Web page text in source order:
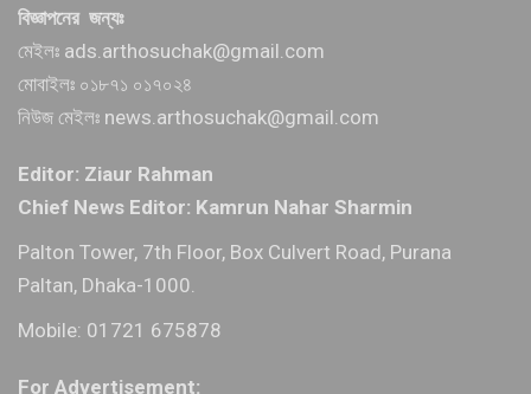
বিজ্ঞাপনের জন্যঃ
মেইলঃ ads.arthosuchak@gmail.com
মোবাইলঃ ০১৮৭১ ০১৭০২৪
নিউজ মেইলঃ news.arthosuchak@gmail.com
Editor: Ziaur Rahman
Chief News Editor: Kamrun Nahar Sharmin
Palton Tower, 7th Floor, Box Culvert Road, Purana
Paltan, Dhaka-1000.
Mobile: 01721 675878
For Advertisement: